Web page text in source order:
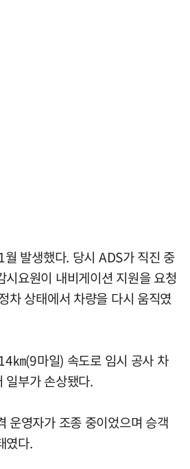
발생했다. 당시 ADS가 직진 중
시요원이 내비게이션 지원을 요청
차 상태에서 차량을 다시 움직였
㎞(9마일) 속도로 임시 공사 차
일부가 손상됐다.
운영자가 조종 중이었으며 승객
였다.